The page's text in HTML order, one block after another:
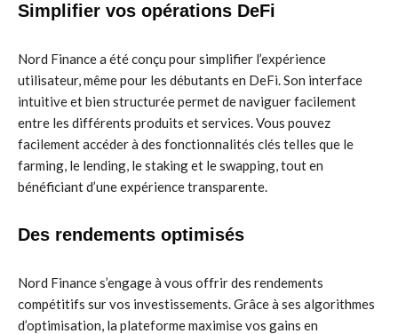
Simplifier vos opérations DeFi
Nord Finance a été conçu pour simplifier l’expérience
utilisateur, même pour les débutants en DeFi. Son interface
intuitive et bien structurée permet de naviguer facilement
entre les différents produits et services. Vous pouvez
facilement accéder à des fonctionnalités clés telles que le
farming, le lending, le staking et le swapping, tout en
bénéficiant d’une expérience transparente.
Des rendements optimisés
Nord Finance s’engage à vous offrir des rendements
compétitifs sur vos investissements. Grâce à ses algorithmes
d’optimisation, la plateforme maximise vos gains en